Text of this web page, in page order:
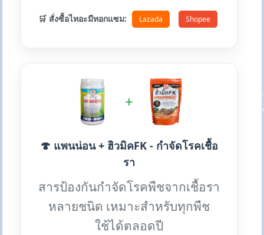
🛒 สั่งซื้อไทอะมีทอกแซม: Lazada Shopee
+
🍄 แพนน่อน + ฮิวมิคFK - กำจัดโรคเชื้อ
รา
สารป้องกันกำจัดโรคพืชจากเชื้อรา
หลายชนิด เหมาะสำหรับทุกพืช
ใช้ได้ตลอดปี